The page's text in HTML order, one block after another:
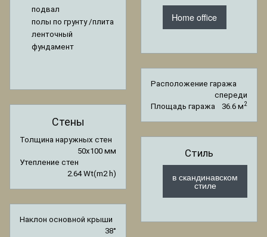
подвал
полы по грунту /плита
ленточный
фундамент
Стены
Толщина наружных стен
50x100 мм
Утепление стен
2.64 Wt(m2 h)
Наклон основной крыши
38°
Home office
Расположение гаража
спереди
Площадь гаража
36.6 м2
Стиль
в скандинавском
стиле